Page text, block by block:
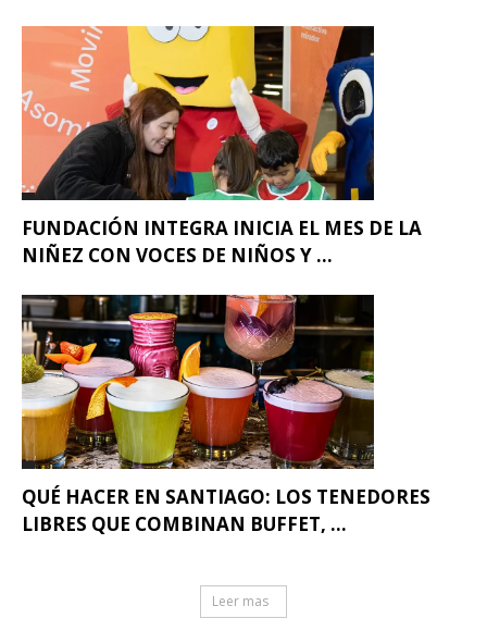
FUNDACIÓN INTEGRA INICIA EL MES DE LA
NIÑEZ CON VOCES DE NIÑOS Y ...
QUÉ HACER EN SANTIAGO: LOS TENEDORES
LIBRES QUE COMBINAN BUFFET, ...
Leer mas